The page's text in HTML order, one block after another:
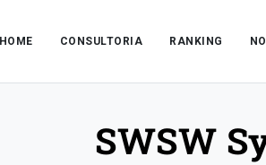
HOME CONSULTORIA RANKING
SWSW